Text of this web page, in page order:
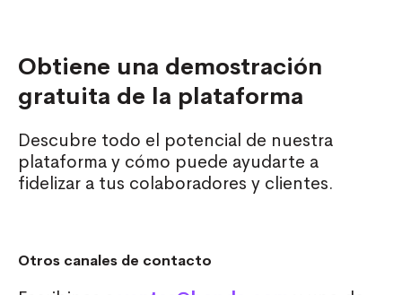
Obtiene una demostración
gratuita de la plataforma
Descubre todo el potencial de nuestra
plataforma y cómo puede ayudarte a
fidelizar a tus colaboradores y clientes.
Otros canales de contacto